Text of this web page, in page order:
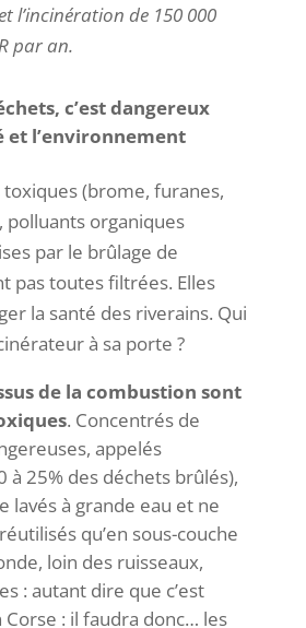
l’incinération de 150 000
par an.
c’est dangereux
et l’environnement
(brome, furanes,
polluants organiques
par le brûlage de
pas toutes filtrées. Elles
la santé des riverains. Qui
à sa porte ?
de la combustion sont
. Concentrés de
appelés
à 25% des déchets brûlés),
lavés à grande eau et ne
qu’en sous-couche
loin des ruisseaux,
: autant dire que c’est
: il faudra donc… les